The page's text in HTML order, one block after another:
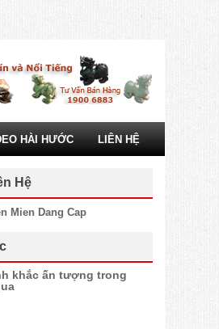
HÀI HƯỚC LIÊN HỆ
Hệ
khắc ấn tượng trong